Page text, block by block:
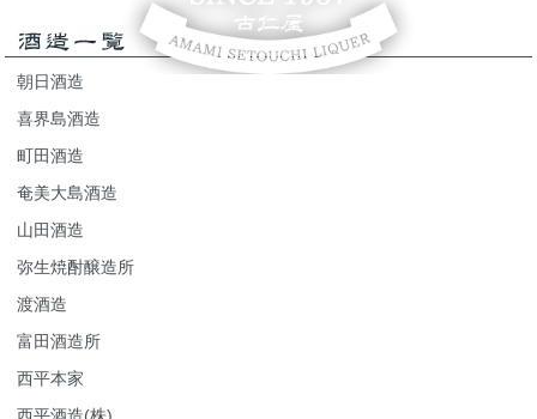
朝日酒造
喜界島酒造
町田酒造
奄美大島酒造
山田酒造
弥生焼酎醸造所
渡酒造
富田酒造所
西平本家
西平酒造(株)